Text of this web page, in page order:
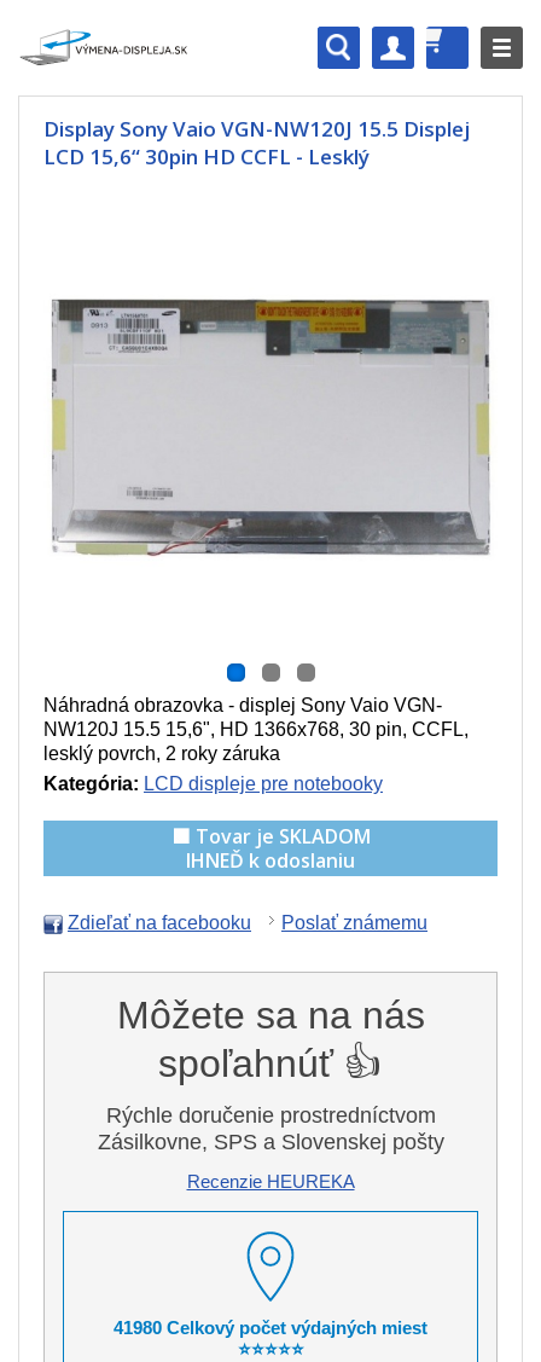
Display Sony Vaio VGN-NW120J 15.5 Displej
LCD 15,6“ 30pin HD CCFL - Lesklý
Náhradná obrazovka - displej Sony Vaio VGN-
NW120J 15.5 15,6", HD 1366x768, 30 pin, CCFL,
lesklý povrch, 2 roky záruka
Kategória: LCD displeje pre notebooky
🟩 Tovar je SKLADOM
IHNEĎ k odoslaniu
Zdieľať na facebooku Poslať známemu
Môžete sa na nás
spoľahnúť 👍
Rýchle doručenie prostredníctvom
Zásilkovne, SPS a Slovenskej pošty
Recenzie HEUREKA
41980 Celkový počet výdajných miest
⭐⭐⭐⭐⭐